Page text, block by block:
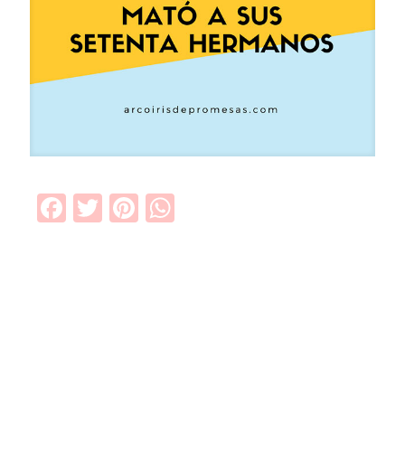
Facebook
TwitterPinterest
WhatsApp